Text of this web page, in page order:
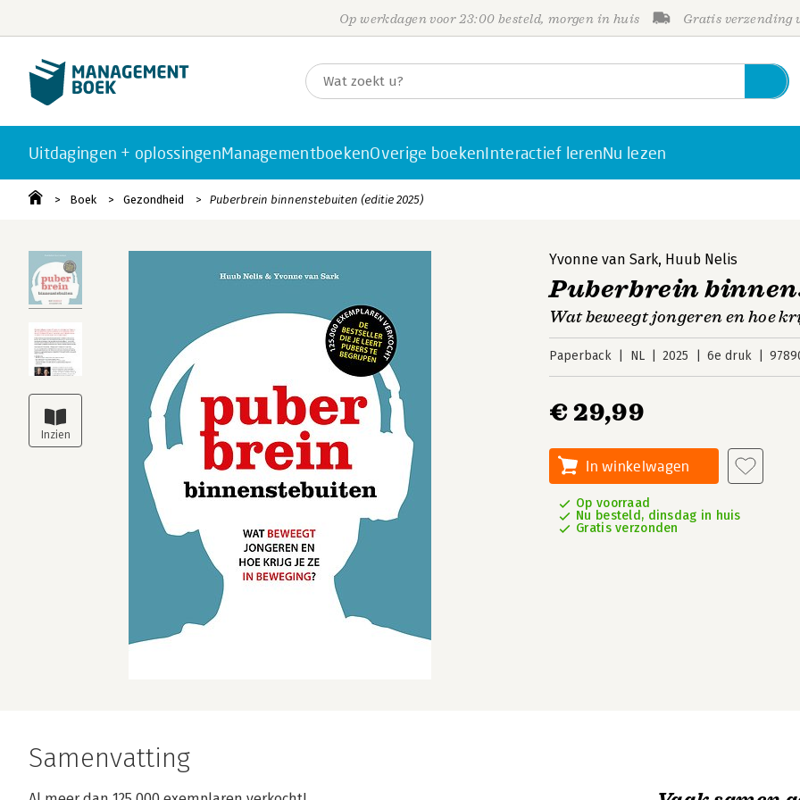
Op werkdagen voor 23:00 besteld, morgen in huis Gratis verzending
Uitdagingen + oplossingenManagementboekenOverige boekenInteractief lerenNu lezen
Boek Gezondheid Puberbrein binnenstebuiten (editie 2025)
Yvonne van Sark, Huub Nelis
Puberbrein
Wat beweegt jongeren en hoe
Paperback NL 2025 6e druk
€ 29,99
In winkelwagen
Op voorraad
Nu besteld, dinsdag in huis
Gratis verzonden
Samenvatting